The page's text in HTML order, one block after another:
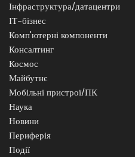
Інфраструктура/датацентри
ІТ-бізнес
Комп'ютерні компоненти
Консалтинг
Космос
Майбутнє
Мобільні пристрої/ПК
Наука
Новини
Периферія
Події